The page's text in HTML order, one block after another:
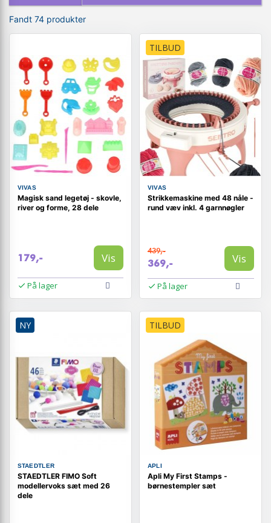
Fandt 74 produkter
VIVAS
Magisk sand legetøj - skovle,
river og forme, 28 dele
179,- Vis
På lager
TILBUD
VIVAS
Strikkemaskine med 48 nåle -
rund væv inkl. 4 garnnøgler
439,-
369,- Vis
På lager
NY
STAEDTLER
STAEDTLER FIMO Soft
modellervoks sæt med 26
dele
TILBUD
APLI
Apli My First Stamps -
børnestempler sæt